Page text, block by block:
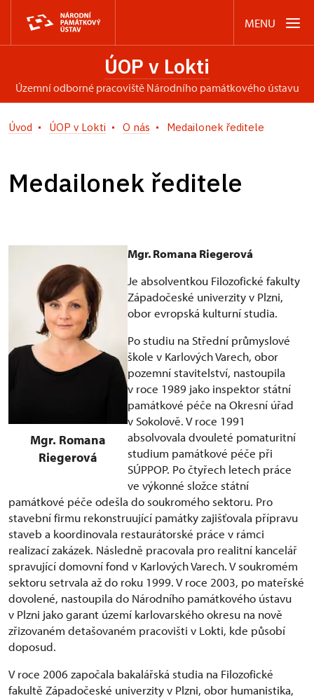
MENU
ÚOP v Lokti
územní odborné pracoviště Národního památkového ústavu
Úvod ÚOP v Lokti O nás Medailonek ředitele
Medailonek ředitele
Mgr. Romana
Riegerová
Mgr. Romana Riegerová
Je absolventkou Filozofické fakulty
Západočeské univerzity v Plzni,
obor evropská kulturní studia.
Po studiu na Střední průmyslové
škole v Karlových Varech, obor
pozemní stavitelství, nastoupila
v roce 1989 jako inspektor státní
památkové péče na Okresní úřad
v Sokolově. V roce 1991
absolvovala dvouleté pomaturitní
studium památkové péče při
SÚPPOP. Po čtyřech letech práce
ve výkonné složce státní
památkové péče odešla do soukromého sektoru. Pro
stavební firmu rekonstruující památky zajišťovala přípravu
staveb a koordinovala restaurátorské práce v rámci
realizací zakázek. Následně pracovala pro realitní kancelář
spravující domovní fond v Karlových Varech. V soukromém
sektoru setrvala až do roku 1999. V roce 2003, po mateřské
dovolené, nastoupila do Národního památkového ústavu
v Plzni jako garant území karlovarského okresu na nově
zřizovaném detašovaném pracovišti v Lokti, kde působí
doposud.
V roce 2006 započala bakalářská studia na Filozofické
fakultě Západočeské univerzity v Plzni, obor humanistika,